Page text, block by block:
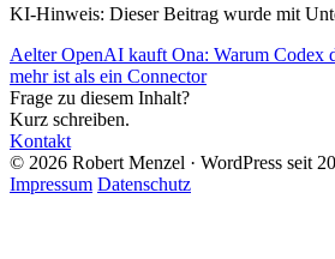
KI-Hinweis: Dieser Beitrag wurde mit
Aelter OpenAI kauft Ona: Warum Codex
mehr ist als ein Connector
Frage zu diesem Inhalt?
Kurz schreiben.
Kontakt
© 2026 Robert Menzel · WordPress seit
Impressum Datenschutz